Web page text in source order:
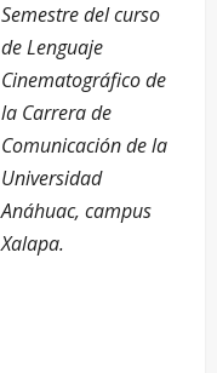
Semestre del curso
de Lenguaje
Cinematográfico de
la Carrera de
Comunicación de la
Universidad
Anáhuac, campus
Xalapa.